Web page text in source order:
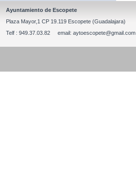
Ayuntamiento de Escopete
Plaza Mayor,1 CP 19.119 Escopete (Guadalajara)
Telf : 949.37.03.82 email: aytoescopete@gmail.com